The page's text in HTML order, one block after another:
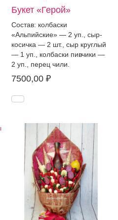
Букет «Герой»
Состав: колбаски
«Альпийские» — 2 уп., сыр-
косичка — 2 шт., сыр круглый
— 1 уп., колбаски пивчики —
2 уп., перец чили.
7500,00₽